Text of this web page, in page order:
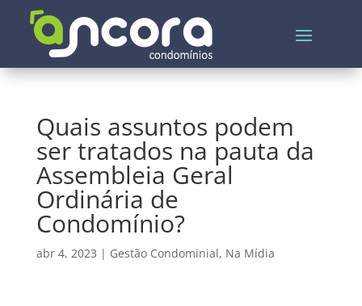
Quais assuntos podem
ser tratados na pauta da
Assembleia Geral
Ordinária de
Condomínio?
abr 4, 2023 | Gestão Condominial, Na Mídia